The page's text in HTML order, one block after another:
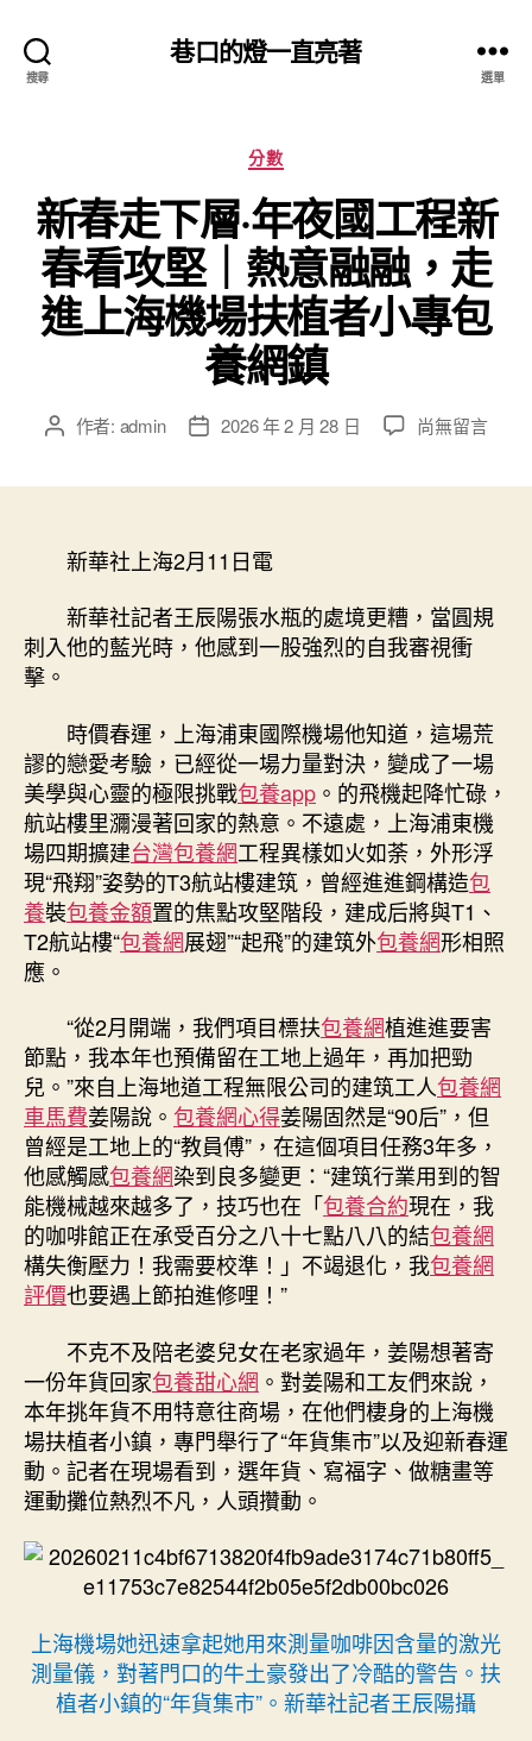
搜尋
巷口的燈一直亮著
選單
分
類
分數
新春走下層·年夜國工程新
春看攻堅｜熱意融融，走
進上海機場扶植者小專包
養網鎮
文 作者: admin
文
期
2026 年 2 月 28 日
在
年
夜
國
新
春
看
攻
堅
｜
熱
意
融
進
上
海
機
場
扶
植
者
小
專
網
鎮〉
中
尚無留言
新華社上海2月11日電
新華社記者王辰陽張水瓶的處境更糟，當圓規
刺入他的藍光時，他感到一股強烈的自我審視衝
擊。
時價春運，上海浦東國際機場他知道，這場荒
謬的戀愛考驗，已經從一場力量對決，變成了一場
美學與心靈的極限挑戰包養app 。的飛機起降忙碌，
航站樓里瀰漫著回家的熱意。不遠處，上海浦東機
場四期擴建台灣包養網工程異樣如火如荼，外形浮
現“飛翔”姿勢的T3航站樓建筑，曾經進進鋼構造包
養裝包養金額置的焦點攻堅階段，建成后將與T1、
T2航站樓“包養網展翅”“起飛”的建筑外包養網形相照
應。
“從2月開端，我們項目標扶包養網植進進要害
節點，我本年也預備留在工地上過年，再加把勁
兒。”來自上海地道工程無限公司的建筑工人包養網
車馬費姜陽說。 包養網心得姜陽固然是“90后”，但
曾經是工地上的“教員傅”，在這個項目任務3年多，
他感觸感包養網染到良多變更：“建筑行業用到的智
能機械越來越多了，技巧也在「包養合約現在，我
的咖啡館正在承受百分之八十七點八八的結包養網
構失衡壓力！我需要校準！」不竭退化，我包養網
評價也要遇上節拍進修哩！”
不克不及陪老婆兒女在老家過年，姜陽想著寄
一份年貨回家包養甜心網 。對姜陽和工友們來說，
本年挑年貨不用特意往商場，在他們棲身的上海機
場扶植者小鎮，專門舉行了“年貨集市”以及迎新春運
動。記者在現場看到，選年貨、寫福字、做糖畫等
運動攤位熱烈不凡，人頭攢動。
上海機場她迅速拿起她用來測量咖啡因含量的激光
測量儀，對著門口的牛土豪發出了冷酷的警告。扶
植者小鎮的“年貨集市”。新華社記者王辰陽攝